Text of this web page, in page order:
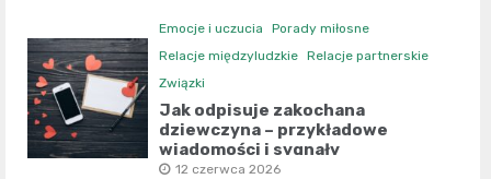
Emocje i uczucia
Porady miłosne
Relacje międzyludzkie Relacje partnerskie
Związki
Jak odpisuje zakochana
dziewczyna – przykładowe
wiadomości i sygnały
12 czerwca 2026